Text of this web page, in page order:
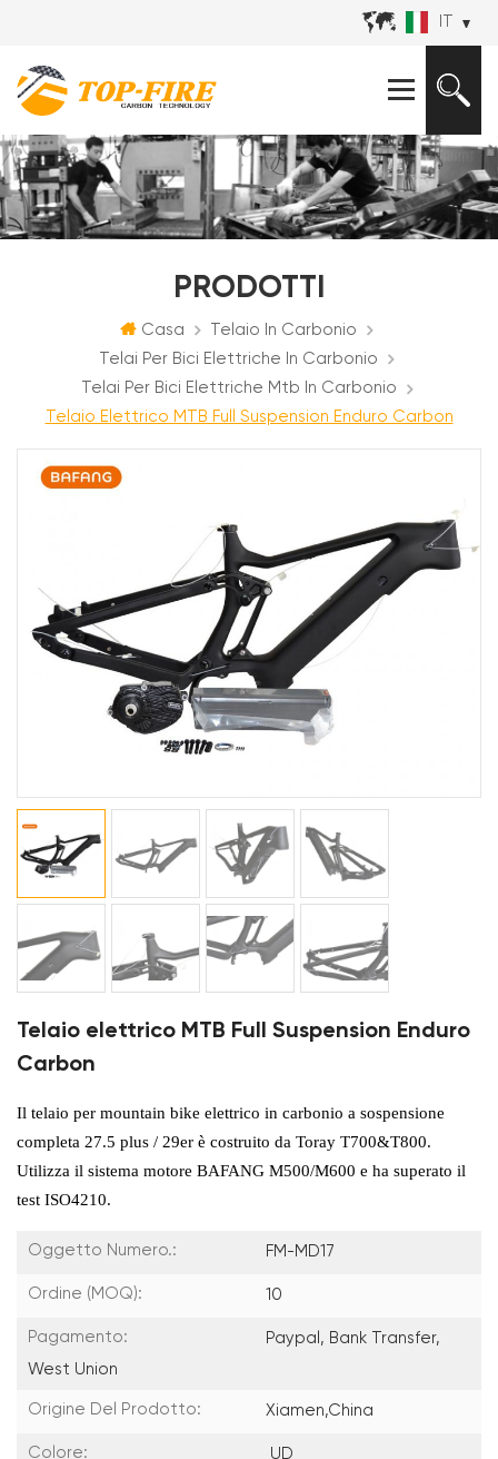
PRODOTTI
Casa
Telaio In Carbonio
Telai Per Bici Elettriche In Carbonio
Telai Per Bici Elettriche Mtb In Carbonio
Telaio Elettrico MTB Full Suspension Enduro Carbon
Telaio elettrico MTB Full Suspension Enduro
Carbon
Il telaio per mountain bike elettrico in carbonio a sospensione
completa 27.5 plus / 29er è costruito da Toray T700&T800.
Utilizza il sistema motore BAFANG M500/M600 e ha superato il
test ISO4210.
Oggetto Numero.: FM-MD17
Ordine (MOQ): 10
Pagamento:
Paypal, Bank Transfer,
West Union
Origine Del Prodotto: Xiamen,China
Colore:
UD